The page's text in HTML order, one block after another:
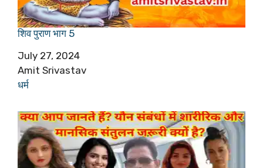
शिव पुराण भाग 5
Date
July 27, 2024
Author
Amit Srivastav
In relation to
धर्म